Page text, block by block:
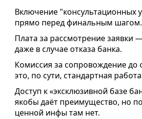
Включение "консультационных
прямо перед финальным шагом.
Плата за рассмотрение заявки
даже в случае отказа банка.
Комиссия за сопровождение до
это, по сути, стандартная
Доступ к «эксклюзивной базе
якобы даёт преимущество, но
ценной инфы там нет.